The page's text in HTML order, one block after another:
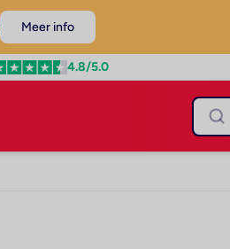
Meer info
4.8/5.0